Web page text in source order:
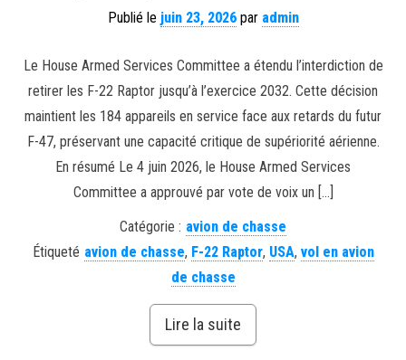
Publié le juin 23, 2026par admin
Le House Armed Services Committee a étendu l’interdiction de
retirer les F-22 Raptor jusqu’à l’exercice 2032. Cette décision
maintient les 184 appareils en service face aux retards du futur
F-47, préservant une capacité critique de supériorité aérienne.
En résumé Le 4 juin 2026, le House Armed Services
Committee a approuvé par vote de voix un […]
Catégorie : avion de chasse
Étiqueté avion de chasse, F-22 Raptor, USA, vol en avion
de chasse
Lire la suite